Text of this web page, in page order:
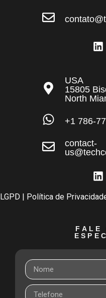
USA
15805
North
+1 786-
contact-
LGPD | Política de
FALE